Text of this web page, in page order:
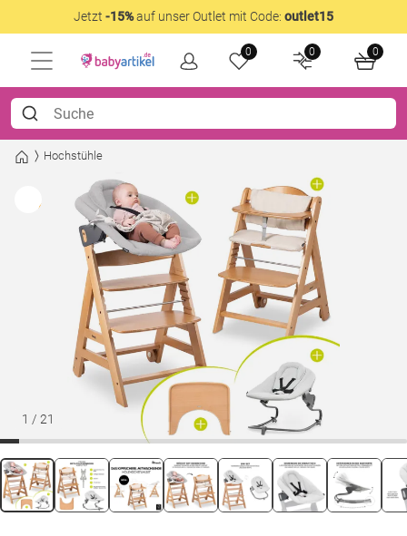
Jetzt -15%auf unser Outlet mit Code: outlet15
0 0 0
Hochstühle
1 / 21